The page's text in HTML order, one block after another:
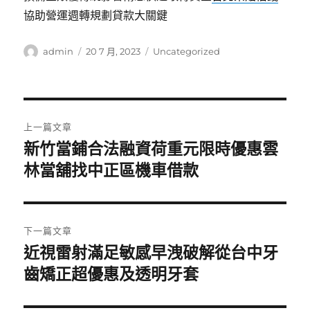
協助營運週轉規劃貸款大關鍵
作
admin
發
20 7 月, 2023
分
Uncategorized
章
導
覽
上一篇文章
上
一
文
章:
新竹當鋪合法融資荷重元限時優惠雲
林當舖找中正區機車借款
下一篇文章
下
一
文
近視雷射滿足敏感早洩破解從台中牙
齒矯正超優惠及透明牙套